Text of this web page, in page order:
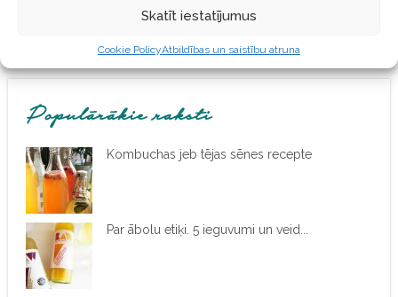
Skatīt iestatījumus
Cookie PolicyAtbildības un saistību atruna
Populārākie raksti
Kombuchas jeb tējas sēnes recepte
Par ābolu etiķi. 5 ieguvumi un veid...